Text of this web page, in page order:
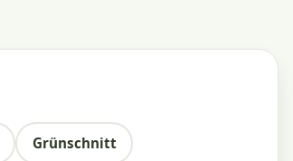
Grünschnitt